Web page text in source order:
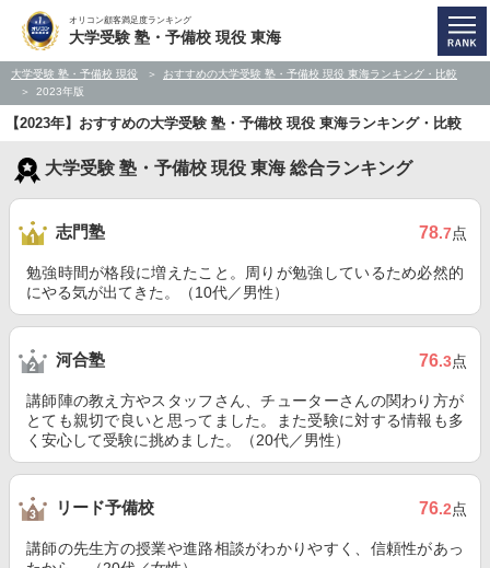
オリコン顧客満足度ランキング
大学受験 塾・予備校 現役 東海
大学受験 塾・予備校 現役
おすすめの大学受験 塾・予備校 現役 東海ランキング・比較
2023年版
【2023年】おすすめの大学受験 塾・予備校 現役 東海ランキング・比較
大学受験 塾・予備校 現役 東海 総合ランキング
志門塾 78.7点
勉強時間が格段に増えたこと。周りが勉強しているため必然的
にやる気が出てきた。（10代／男性）
河合塾 76.3点
講師陣の教え方やスタッフさん、チューターさんの関わり方が
とても親切で良いと思ってました。また受験に対する情報も多
く安心して受験に挑めました。（20代／男性）
リード予備校 76.2点
講師の先生方の授業や進路相談がわかりやすく、信頼性があっ